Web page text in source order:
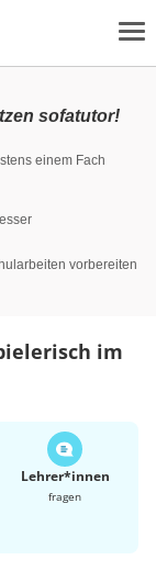
sofatutor!
einem Fach
vorbereiten
im
Lehrer*​innen
fragen